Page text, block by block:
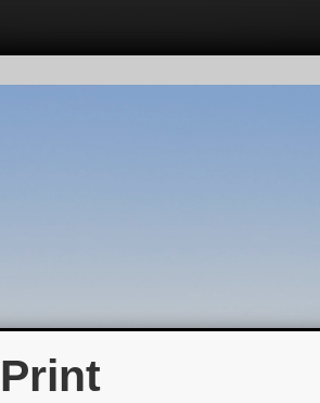
Print